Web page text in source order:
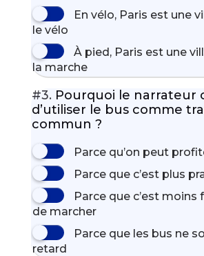
En vélo, Paris est une
le vélo
À pied, Paris est une
la marche
#3. Pourquoi le narrateur
d’utiliser le bus comme
commun ?
Parce qu’on peut
Parce que c’est plus
Parce que c’est
de marcher
Parce que les bus ne
retard